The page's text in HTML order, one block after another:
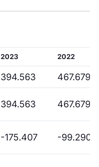
2023 2022
394.563
467.679
394.563 467.679
-175.407 -99.290